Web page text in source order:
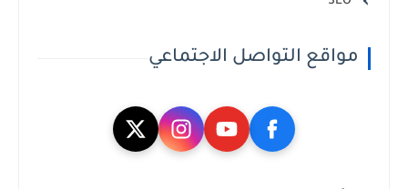
مواقع التواصل الاجتماعي